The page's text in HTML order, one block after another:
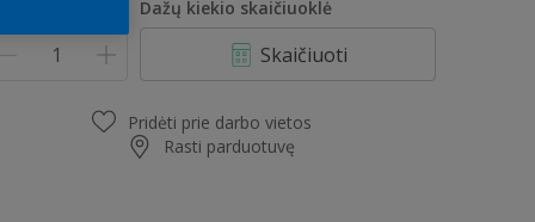
Dažų kiekio skaičiuoklė
Skaičiuoti
Pridėti prie darbo vietos
Rasti parduotuvę